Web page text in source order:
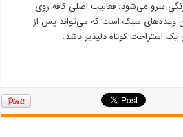
سرو می‌شود. فعالیت اصلى کافه روى
وعده‌های سبک است که می‌تواند پس از
یک استراحت کوتاه دلپذیر باشد.